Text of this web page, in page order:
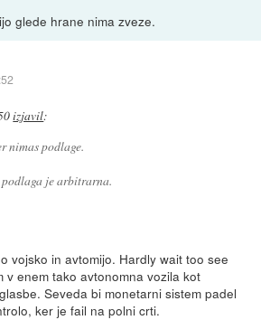
glede hrane nima zveze.
izjavil:
nimas podlage.
je arbitrarna.
vojsko in avtomijo. Hardly wait too see
v enem tako avtonomna vozila kot
Seveda bi monetarni sistem padel
ker je fail na polni crti.